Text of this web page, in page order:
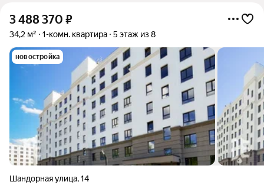
3 488 370 ₽
34,2 м² 1-комн. квартира 5 этаж из 8
новостройка
Шандорная улица,14